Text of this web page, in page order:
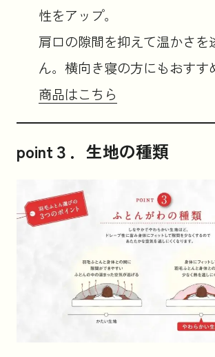
性をアップ。
肩口の隙間を抑えて温かさを
ん。横向き寝の方にもおすす
商品はこちら
point３．生地の種類